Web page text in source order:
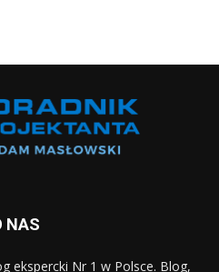
NAS
ekspercki Nr 1 w Polsce. Blog,